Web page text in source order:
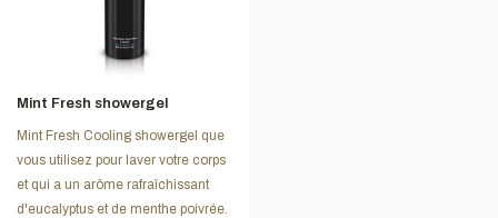
Mint Fresh showergel
Mint Fresh Cooling showergel que
vous utilisez pour laver votre corps
et qui a un arôme rafraîchissant
d'eucalyptus et de menthe poivrée.